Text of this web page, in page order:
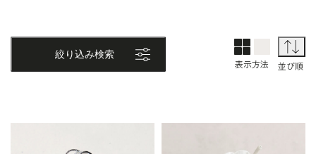
絞り込み検索
表示方法
1列表示
並び順